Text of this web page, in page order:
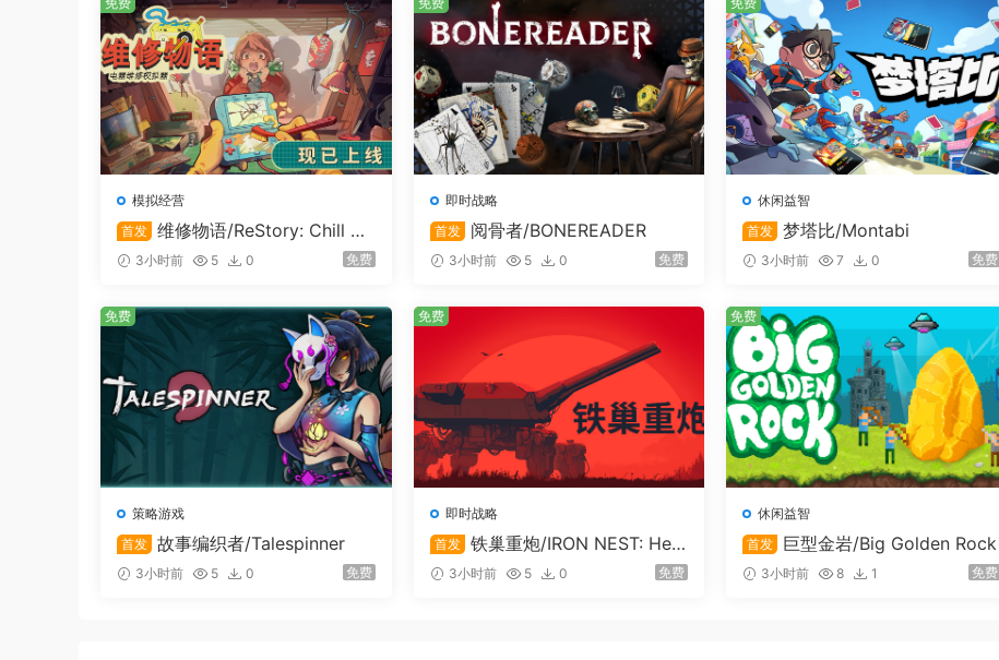
任何技能、护甲或武器都可以被任何角斗士使用，这样一来，在打造新的战斗组合时就有无限的可能性了。
系统需求
Windows
最低配置:
操作系统 *:Windows 7
处理器: 2GHz
3D Accelerated Card
存储空间: 需要 300 MB 可用空间
声卡:Yes
推荐配置:
需要 64 位处理器和操作系统
模拟经营
首发 维修物语/ReStory: Chill El
ectronics Repairs
3小时前 5 0 免费
即时战略
首发
阅骨者/BONEREADER
3小时前 5 0 免费
休闲益智
首发
梦塔比/Montabi
3小时前 7 0 免费
策略游戏
首发 故事编织者/Talespinner
3小时前 5 0 免费
免费
即时战略
首发
铁巢重炮/IRON NEST: Hea
vy Turret Simulator
3小时前 5 0 免费
免费
休闲益智
首发
巨型金岩/Big Golden Rock
3小时前 8 1 免费
免费